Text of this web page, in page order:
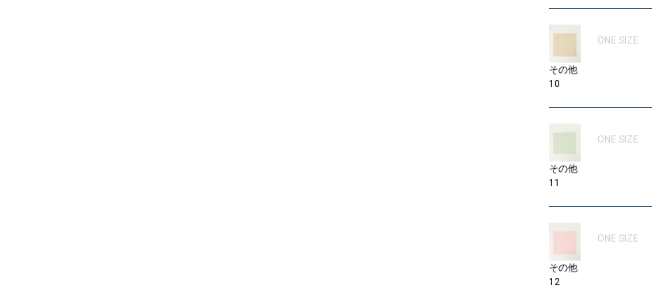
その他
10
ONE SIZE
その他
11
ONE SIZE
その他
12
ONE SIZE